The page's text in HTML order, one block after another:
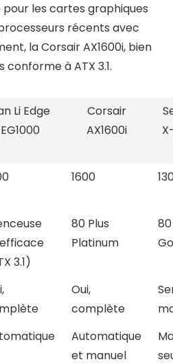
les cartes graphiques
récents avec
la Corsair AX1600i, bien
conforme à ATX 3.1.
Li Edge
EG1000
Corsair
AX1600i
1600
3.1)
80 Plus
Platinum
Oui,
complète
Automatique
et manuel